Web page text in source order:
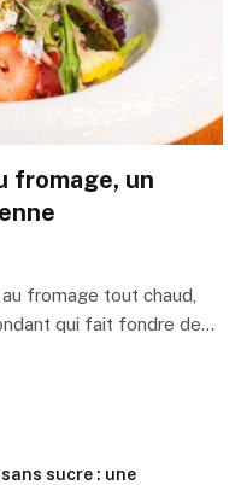
fromage, un
fromage tout chaud,
qui fait fondre de…
sucre : une